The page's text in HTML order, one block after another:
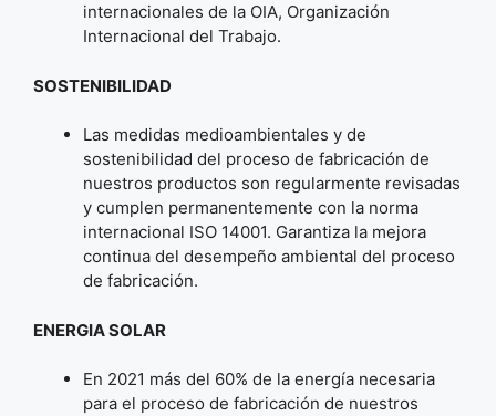
internacionales de la OIA, Organización
Internacional del Trabajo.
SOSTENIBILIDAD
Las medidas medioambientales y de
sostenibilidad del proceso de fabricación de
nuestros productos son regularmente revisadas
y cumplen permanentemente con la norma
internacional ISO 14001. Garantiza la mejora
continua del desempeño ambiental del proceso
de fabricación.
ENERGIA SOLAR
En 2021 más del 60% de la energía necesaria
para el proceso de fabricación de nuestros